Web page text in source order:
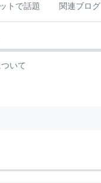
トで話題 関連ブログ
いて